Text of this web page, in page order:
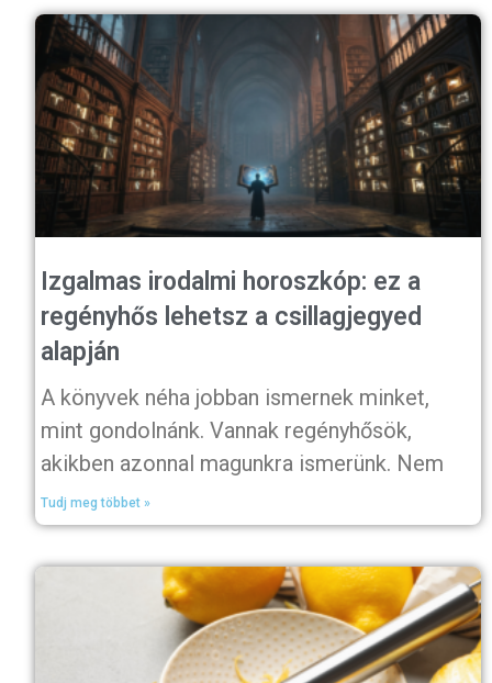
Izgalmas irodalmi horoszkóp: ez a
regényhős lehetsz a csillagjegyed
alapján
A könyvek néha jobban ismernek minket,
mint gondolnánk. Vannak regényhősök,
akikben azonnal magunkra ismerünk. Nem
Tudj meg többet »